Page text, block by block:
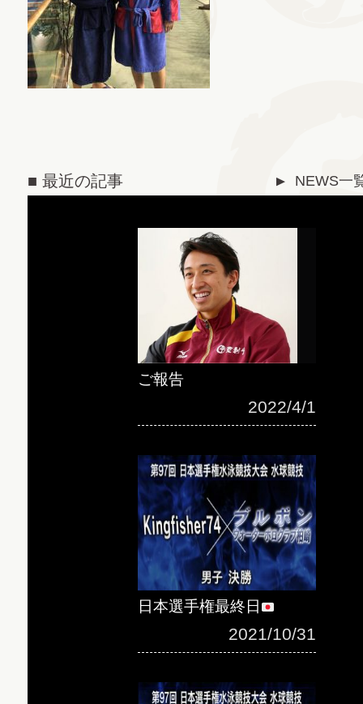
■ 最近の記事 ▼ NEWS一
ご報告
2022/4/1
日本選手権最終日
2021/10/31